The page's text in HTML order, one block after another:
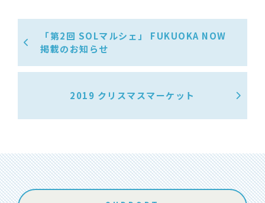
「第2回 SOLマルシェ」 FUKUOKA NOW
掲載のお知らせ
2019 クリスマスマーケット